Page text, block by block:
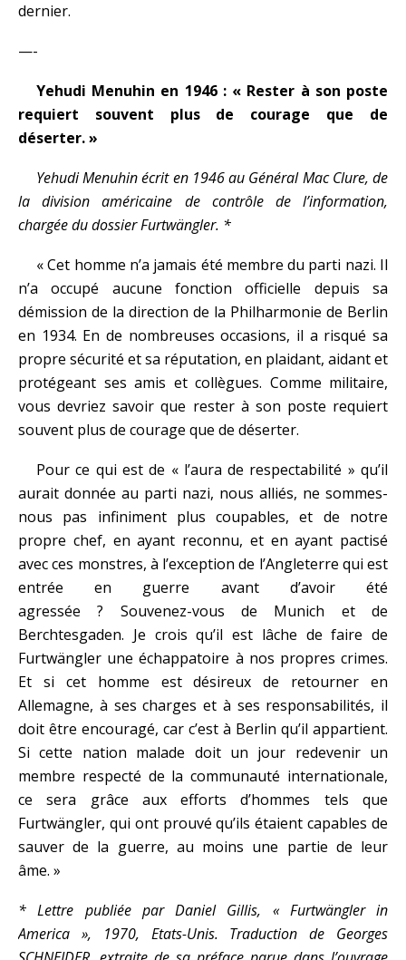
dernier.
—-
Yehudi Menuhin en 1946 : « Rester à son poste
requiert souvent plus de courage que de
déserter. »
Yehudi Menuhin écrit en 1946 au Général Mac Clure, de
la division américaine de contrôle de l’information,
chargée du dossier Furtwängler. *
« Cet homme n’a jamais été membre du parti nazi. Il
n’a occupé aucune fonction officielle depuis sa
démission de la direction de la Philharmonie de Berlin
en 1934. En de nombreuses occasions, il a risqué sa
propre sécurité et sa réputation, en plaidant, aidant et
protégeant ses amis et collègues. Comme militaire,
vous devriez savoir que rester à son poste requiert
souvent plus de courage que de déserter.
Pour ce qui est de « l’aura de respectabilité » qu’il
aurait donnée au parti nazi, nous alliés, ne sommes-
nous pas infiniment plus coupables, et de notre
propre chef, en ayant reconnu, et en ayant pactisé
avec ces monstres, à l’exception de l’Angleterre qui est
entrée en guerre avant d’avoir été
agressée ? Souvenez-vous de Munich et de
Berchtesgaden. Je crois qu’il est lâche de faire de
Furtwängler une échappatoire à nos propres crimes.
Et si cet homme est désireux de retourner en
Allemagne, à ses charges et à ses responsabilités, il
doit être encouragé, car c’est à Berlin qu’il appartient.
Si cette nation malade doit un jour redevenir un
membre respecté de la communauté internationale,
ce sera grâce aux efforts d’hommes tels que
Furtwängler, qui ont prouvé qu’ils étaient capables de
sauver de la guerre, au moins une partie de leur
âme. »
* Lettre publiée par Daniel Gillis, « Furtwängler in
America », 1970, Etats-Unis. Traduction de Georges